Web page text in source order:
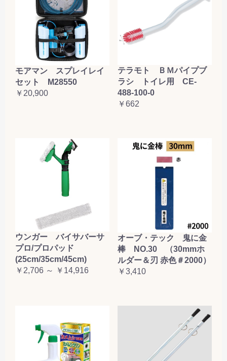
モアマン スプレイレイ
セット M28550
￥20,900
テラモト ＢＭパイプブ
ラシ トイレ用 CE-
488-100-0
￥662
ウンガー バイサバーサ
プロ/プロパッド
(25cm/35cm/45cm)
￥2,706 ～ ￥14,916
オーブ・テック 鬼に金
棒 NO.30 （30mmホ
ルダー＆刃 赤色＃2000）
￥3,410